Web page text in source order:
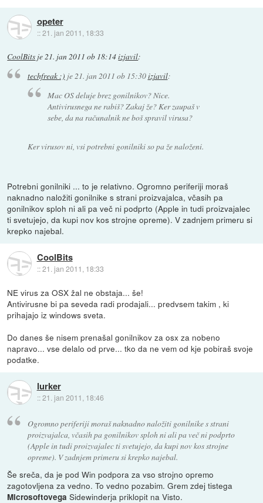
opeter
::21. jan 2011, 18:33
CoolBits je21. jan 2011 ob 18:14izjavil:
techfreak :) je21. jan 2011 ob 15:30izjavil:
Mac OS deluje brez gonilnikov? Nice.
Antivirusnega ne rabiš? Zakaj že? Ker zaupaš v
sebe, da na računalnik ne boš spravil virusa?
Ker virusov ni, vsi potrebni gonilniki so pa že naloženi.
Potrebni gonilniki ... to je relativno. Ogromno periferiji moraš
naknadno naložiti gonilnike s strani proizvajalca, včasih pa
gonilnikov sploh ni ali pa več ni podprto (Apple in tudi proizvajalec
ti svetujejo, da kupi nov kos strojne opreme). V zadnjem primeru si
krepko najebal.
CoolBits
::21. jan 2011, 18:33
NE virus za OSX žal ne obstaja... še!
Antivirusne bi pa seveda radi prodajali... predvsem takim , ki
prihajajo iz windows sveta.
Do danes še nisem prenašal gonilnikov za osx za nobeno
napravo... vse delalo od prve... tko da ne vem od kje pobiraš svoje
podatke.
lurker
::21. jan 2011, 18:46
Ogromno periferiji moraš naknadno naložiti gonilnike s strani
proizvajalca, včasih pa gonilnikov sploh ni ali pa več ni podprto
(Apple in tudi proizvajalec ti svetujejo, da kupi nov kos strojne
opreme). V zadnjem primeru si krepko najebal.
Še sreča, da je pod Win podpora za vso strojno opremo
zagotovljena za vedno. To vedno pozabim. Grem zdej tistega
Microsoftovega Sidewinderja priklopit na Visto.